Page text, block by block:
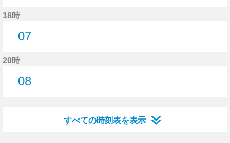
18時
07
20時
08
すべての時刻表を表示